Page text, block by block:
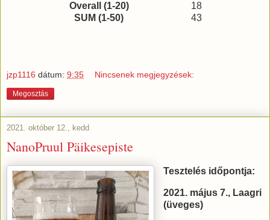
Overall (1-20)
18
SUM (1-50)
43
jzp1116 dátum: 9:35 Nincsenek megjegyzések:
Megosztás
2021. október 12., kedd
NanoPruul Päikesepiste
Tesztelés időpontja:
2021. május 7., Laagri
(üveges)